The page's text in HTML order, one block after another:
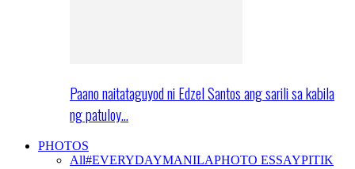
Paano naitataguyod ni Edzel Santos ang sarili sa kabila
ng patuloy…
PHOTOS
All#EVERYDAYMANILAPHOTO ESSAYPITIK